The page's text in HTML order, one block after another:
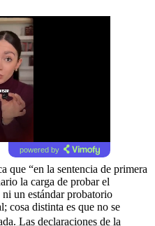
powered by
que “en la sentencia de primera
la carga de probar el
un estándar probatorio
cosa distinta es que no se
Las declaraciones de la